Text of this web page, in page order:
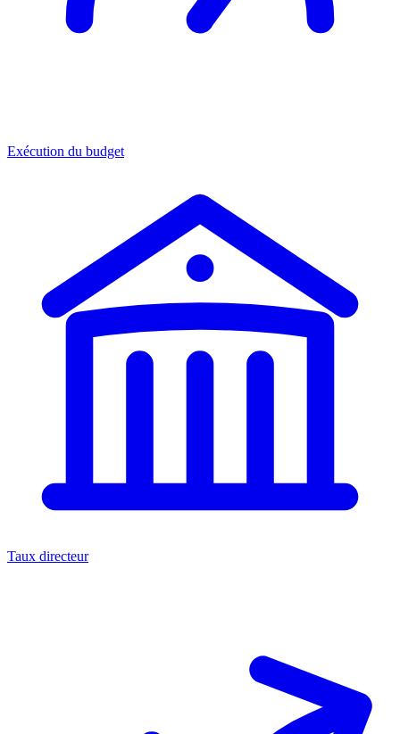
Exécution du budget
Taux directeur